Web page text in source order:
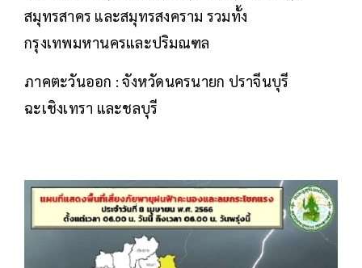
สมุทรสาคร และสมุทรสงคราม รวมทั้ง
กรุงเทพมหานครและปริมณฑล
ภาคตะวันออก : จังหวัดนครนายก ปราจีนบุรี
ฉะเชิงเทรา และชลบุรี